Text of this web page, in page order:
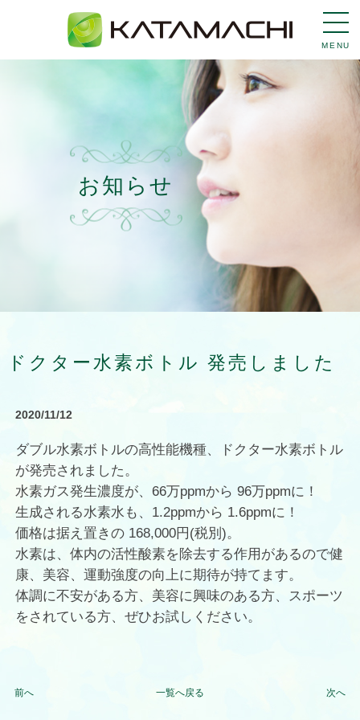
MENU
お知らせ
ドクター水素ボトル 発売しました
2020/11/12
ダブル水素ボトルの高性能機種、ドクター水素ボトル
が発売されました。
水素ガス発生濃度が、66万ppmから 96万ppmに！
生成される水素水も、1.2ppmから 1.6ppmに！
価格は据え置きの 168,000円(税別)。
水素は、体内の活性酸素を除去する作用があるので健
康、美容、運動強度の向上に期待が持てます。
体調に不安がある方、美容に興味のある方、スポーツ
をされている方、ぜひお試しください。
前へ 一覧へ戻る 次へ